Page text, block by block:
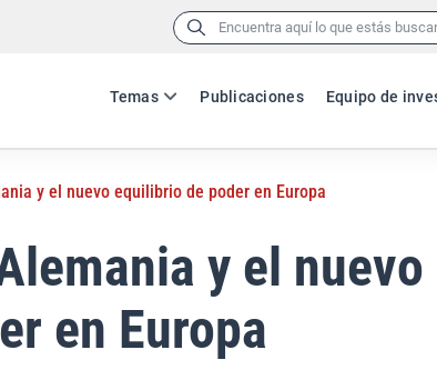
Buscar:
Temas Publicaciones Equipo de
y el nuevo equilibrio de poder en Europa
y el
en Europa